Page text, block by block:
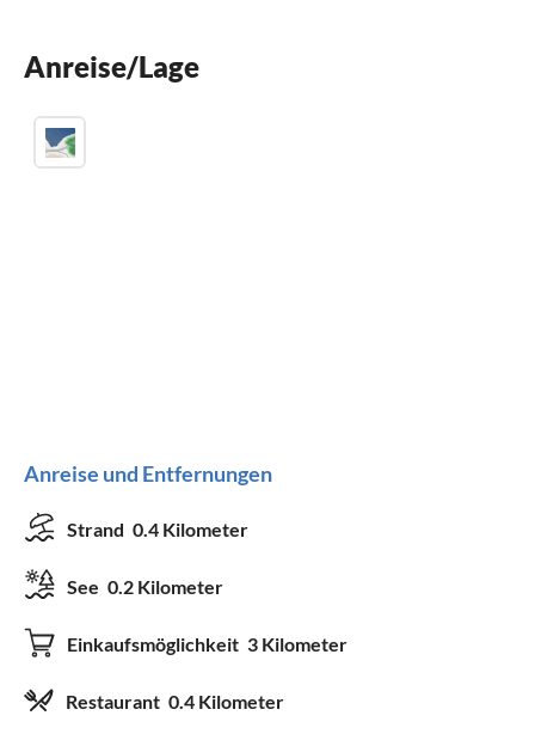
Grill
Anreise/Lage
Anreise und Entfernungen
Strand 0.4 Kilometer
See 0.2 Kilometer
Einkaufsmöglichkeit 3 Kilometer
Restaurant 0.4 Kilometer